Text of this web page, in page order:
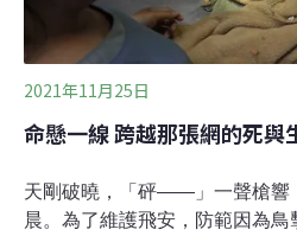
2021年11月25日
命懸一線 跨越那張網的死與
天剛破曉，「砰——」一聲槍響
晨。為了維護飛安，防範因為